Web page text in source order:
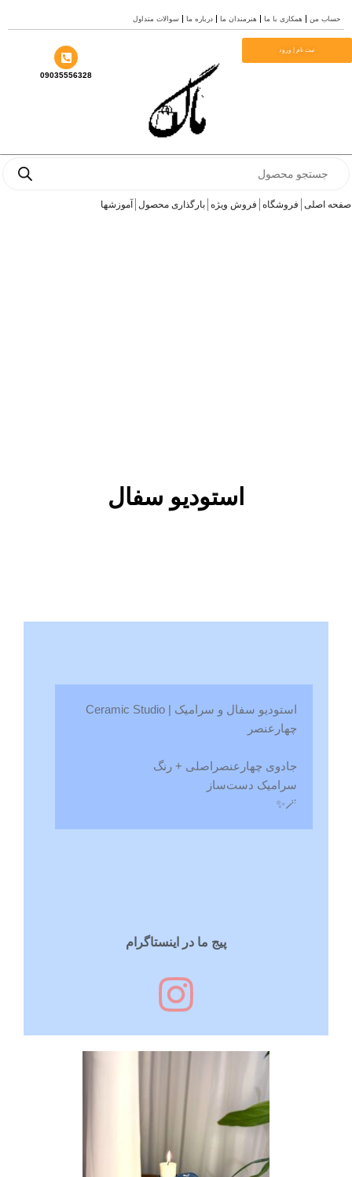
به
حساب من همکاری با ما هنرمندان ما درباره ما سوالات متداول
ثبت نام | ورود
09035556328
search
صفحه اصلی فروشگاه فروش ویژه بارگذاری محصول آموزشها
استودیو سفال
Ceramic Studio | استودیو سفال و سرامیک
چهارعنصر
جادوی چهارعنصراصلی + رنگ
سرامیک‌ دست‌ساز
🪄✨
پیج ما در اینستاگرام